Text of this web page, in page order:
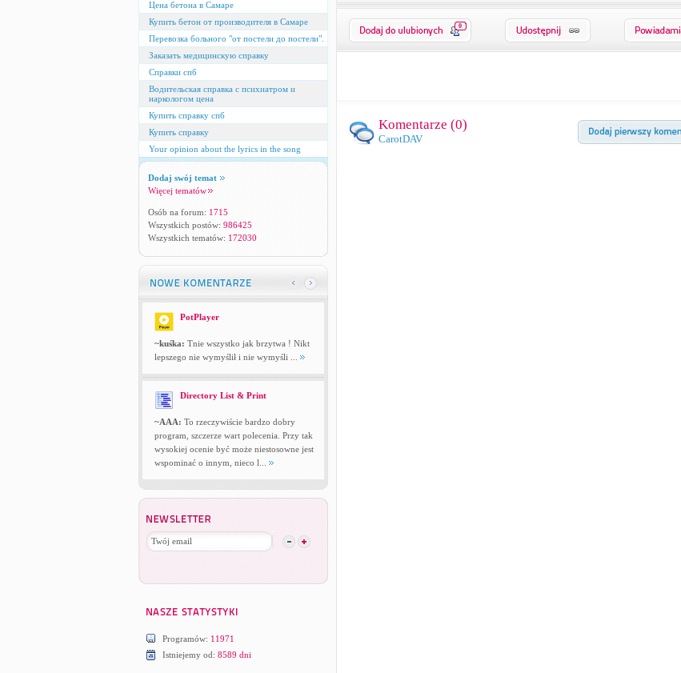
Цена бетона в Самаре
Купить бетон от производителя в Самаре
Перевозка больного "от постели до постели".
Заказать медицинскую справку
Справки спб
Водительская справка с психиатром и
наркологом цена
Купить справку спб
Купить справку
Your opinion about the lyrics in the song
Dodaj swój temat
Więcej tematów
Osób na forum: 1715
Wszystkich postów: 986425
Wszystkich tematów: 172030
PotPlayer
~kuśka: Tnie wszystko jak brzytwa ! Nikt
lepszego nie wymyślił i nie wymyśli ...
Directory List & Print
~AAA: To rzeczywiście bardzo dobry
program, szczerze wart polecenia. Przy tak
wysokiej ocenie być może niestosowne jest
wspominać o innym, nieco l...
Programów: 11971
Istniejemy od: 8589 dni
0
Komentarze (0)
CarotDAV